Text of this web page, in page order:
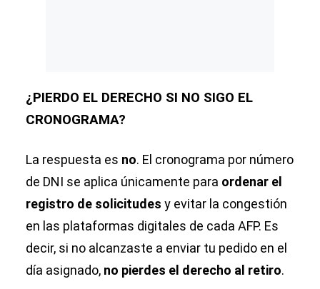
¿PIERDO EL DERECHO SI NO SIGO EL
CRONOGRAMA?
La respuesta es no. El cronograma por número
de DNI se aplica únicamente para ordenar el
registro de solicitudes y evitar la congestión
en las plataformas digitales de cada AFP. Es
decir, si no alcanzaste a enviar tu pedido en el
día asignado, no pierdes el derecho al retiro.